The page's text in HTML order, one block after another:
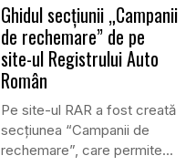
Ghidul secțiunii „Campanii
de rechemare” de pe
site-ul Registrului Auto
Român
Pe site-ul RAR a fost creată
secțiunea “Campanii de
rechemare”, care permite...